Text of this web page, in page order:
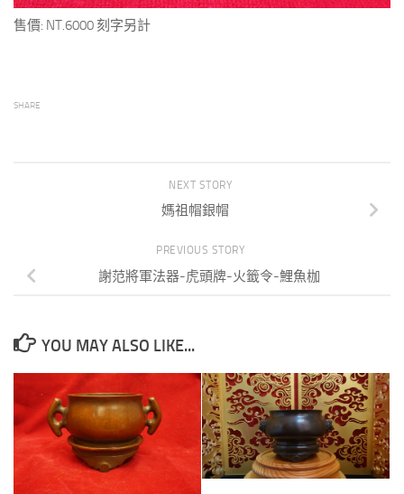
售價: NT.6000 刻字另計
SHARE
NEXT STORY
媽祖帽銀帽
PREVIOUS STORY
謝范將軍法器-虎頭牌-火籤令-鯉魚枷
YOU MAY ALSO LIKE...